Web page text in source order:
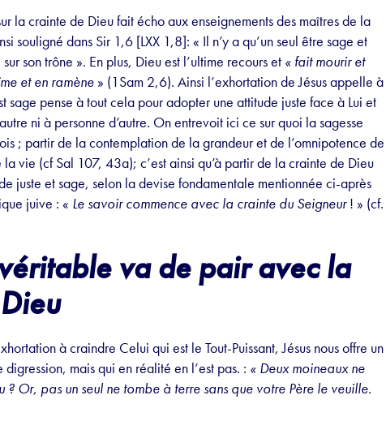
la crainte de Dieu fait écho aux enseignements des maîtres de la
souligné dans Sir 1,6 [LXX 1,8]: « Il n’y a qu’un seul être sage et
son trône ». En plus, Dieu est l’ultime recours et « fait mourir et
et en ramène » (1Sam 2,6). Ainsi l’exhortation de Jésus appelle à
sage pense à tout cela pour adopter une attitude juste face à Lui et
ni à personne d’autre. On entrevoit ici ce sur quoi la sagesse
; partir de la contemplation de la grandeur et de l’omnipotence de
vie (cf Sal 107, 43a); c’est ainsi qu’à partir de la crainte de Dieu
juste et sage, selon la devise fondamentale mentionnée ci-après
juive : « Le savoir commence avec la crainte du Seigneur! » (cf.
va de pair avec la
à craindre Celui qui est le Tout-Puissant, Jésus nous offre un
mais qui en réalité en l’est pas. : « Deux moineaux ne
? Or, pas un seul ne tombe à terre sans que votre Père le veuille.